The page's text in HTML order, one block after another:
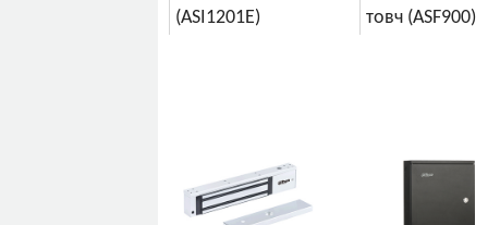
(ASI1201E)
товч (ASF900)